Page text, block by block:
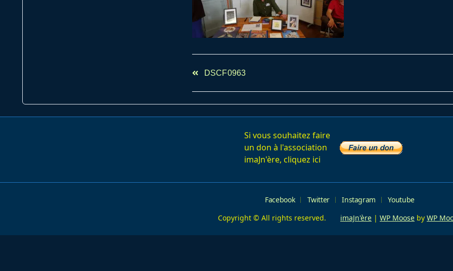
<span
reader-
text">Page</span>
DSCF0963
Si vous souhaitez faire
un don à l'association
imaJn'ère, cliquez ici
Facebook Twitter Instagram
Youtube
Copyright © All rights reserved.
imaJn'ère | WP Moose by WP